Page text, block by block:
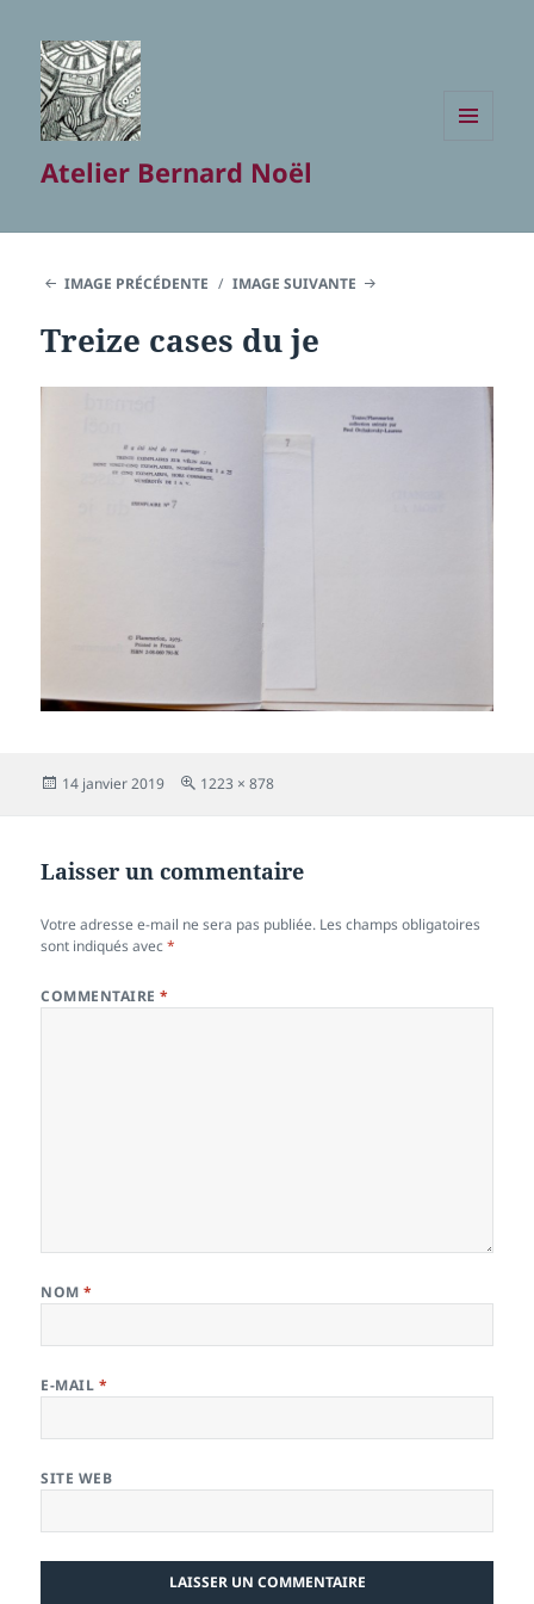
Atelier Bernard Noël
IMAGE PRÉCÉDENTE IMAGE SUIVANTE
Treize cases du je
Publié
14 janvier 2019
Taille
1223 × 878
Laisser un commentaire
Votre adresse e-mail ne sera pas publiée. Les champs obligatoires
sont indiqués avec*
COMMENTAIRE*
NOM*
E-MAIL *
SITE WEB